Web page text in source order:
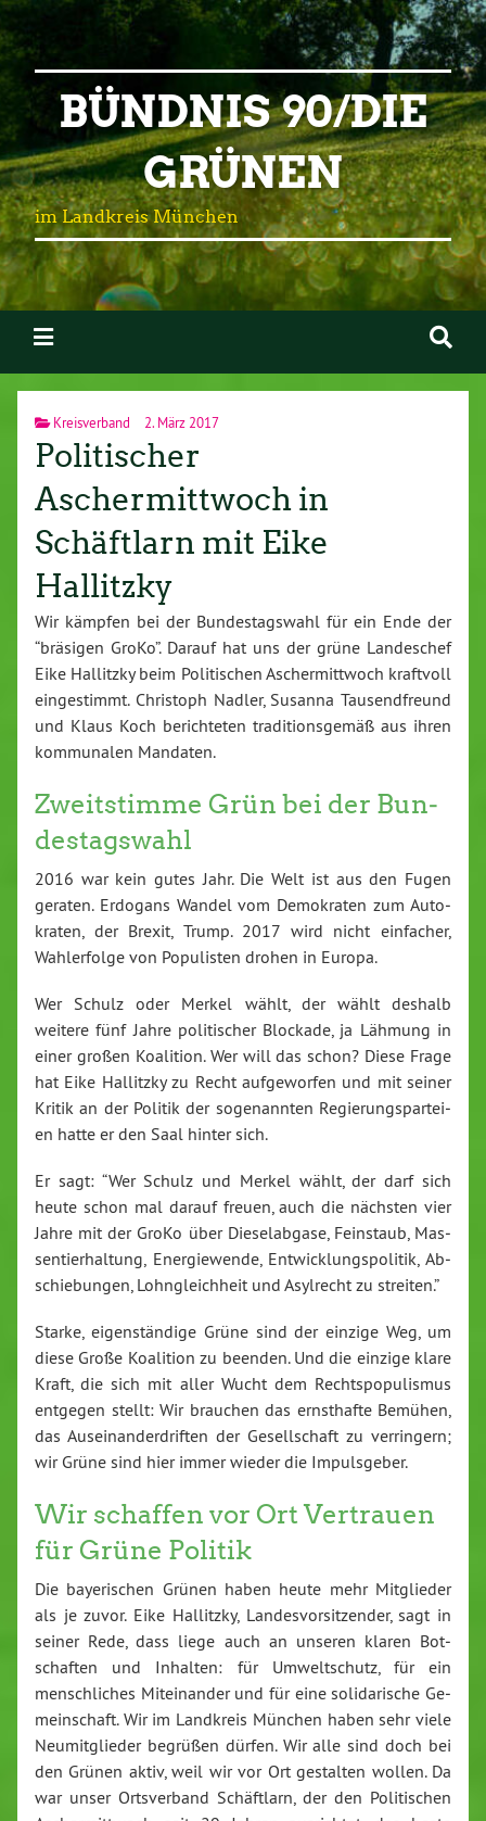
BÜNDNIS 90/DIE
GRÜNEN
im Landkreis München
Kreisverband 2. März 2017
Politischer
Aschermittwoch in
Schäftlarn mit Eike
Hallitzky
Wir kämpfen bei der Bun­des­tags­wahl für ein Ende der
“bräsigen GroKo”. Darauf hat uns der grüne Lan­des­chef
Eike Hallitzky beim Po­li­ti­schen Ascher­mitt­woch kraftvoll
ein­ge­stimmt. Christoph Nadler, Susanna Tau­send­freund
und Klaus Koch be­rich­te­ten tra­di­ti­ons­ge­mäß aus ihren
kom­mu­na­len Mandaten.
Zweit­stim­me Grün bei der Bun­
des­tags­wahl
2016 war kein gutes Jahr. Die Welt ist aus den Fugen
geraten. Erdogans Wandel vom De­mo­kra­ten zum Au­to­
kra­ten, der Brexit, Trump. 2017 wird nicht einfacher,
Wahl­er­fol­ge von Po­pu­lis­ten drohen in Europa.
Wer Schulz oder Merkel wählt, der wählt deshalb
weitere fünf Jahre po­li­ti­scher Blockade, ja Lähmung in
einer großen Koalition. Wer will das schon? Diese Frage
hat Eike Hallitzky zu Recht auf­ge­wor­fen und mit seiner
Kritik an der Politik der so­ge­nann­ten Re­gie­rungs­par­tei­
en hatte er den Saal hinter sich.
Er sagt: “Wer Schulz und Merkel wählt, der darf sich
heute schon mal darauf freuen, auch die nächsten vier
Jahre mit der GroKo über Die­sel­ab­ga­se, Feinstaub, Mas­
sen­tier­hal­tung, En­er­gie­wen­de, Ent­wick­lungs­po­li­tik, Ab­
schie­bun­gen, Lohn­gleich­heit und Asylrecht zu streiten.”
Starke, ei­gen­stän­di­ge Grüne sind der einzige Weg, um
diese Große Koalition zu beenden. Und die einzige klare
Kraft, die sich mit aller Wucht dem Rechts­po­pu­lis­mus
entgegen stellt: Wir brauchen das ernst­haf­te Bemühen,
das Aus­ein­an­der­drif­ten der Ge­sell­schaft zu ver­rin­gern;
wir Grüne sind hier immer wieder die Im­puls­ge­ber.
Wir schaffen vor Ort Vertrauen
für Grüne Politik
Die baye­ri­schen Grünen haben heute mehr Mit­glie­der
als je zuvor. Eike Hallitzky, Lan­des­vor­sit­zen­der, sagt in
seiner Rede, dass liege auch an unseren klaren Bot­
schaf­ten und Inhalten: für Um­welt­schutz, für ein
mensch­li­ches Mit­ein­an­der und für eine so­li­da­ri­sche Ge­
mein­schaft. Wir im Landkreis München haben sehr viele
Neu­mit­glie­der begrüßen dürfen. Wir alle sind doch bei
den Grünen aktiv, weil wir vor Ort gestalten wollen. Da
war unser Orts­ver­band Schäft­larn, der den Po­li­ti­schen